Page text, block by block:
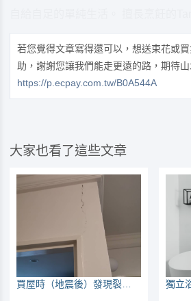
若您覺得文章寫得還可以，想送束花或
助，謝謝您讓我們能走更遠的路，期待
https://p.ecpay.com.tw/B0A544A
大家也看了這些文章